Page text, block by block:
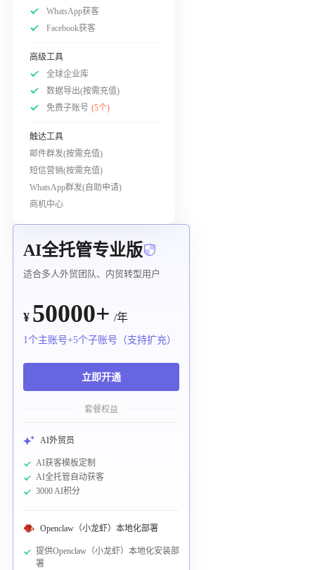
WhatsApp获客
Facebook获客
高级工具
全球企业库
数据导出(按需充值)
免费子账号 (5个)
触达工具
邮件群发(按需充值)
短信营销(按需充值)
WhatsApp群发(自助申请)
商机中心
AI全托管专业版
适合多人外贸团队、内贸转型用户
¥ 50000+ /年
1个主账号+5个子账号（支持扩充）
立即开通
套餐权益
AI外贸员
AI获客模板定制
AI全托管自动获客
3000 AI积分
Openclaw（小龙虾）本地化部署
提供Openclaw（小龙虾）本地化安装部
署